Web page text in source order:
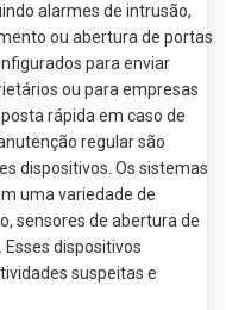
alarmes de intrusão,
ou abertura de portas
para enviar
ou para empresas
rápida em caso de
regular são
dispositivos. Os sistemas
uma variedade de
sensores de abertura de
dispositivos
suspeitas e